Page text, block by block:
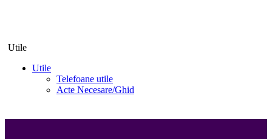
Utile
Utile
Telefoane utile
Acte Necesare/Ghid